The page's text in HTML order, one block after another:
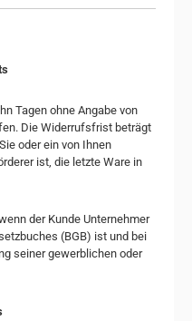
Tagen ohne Angabe von
Die Widerrufsfrist beträgt
oder ein von Ihnen
ist, die letzte Ware in
der Kunde Unternehmer
(BGB) ist und bei
seiner gewerblichen oder